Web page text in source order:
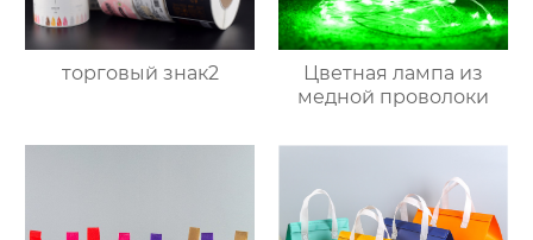
торговый знак2
Цветная лампа из
медной проволоки